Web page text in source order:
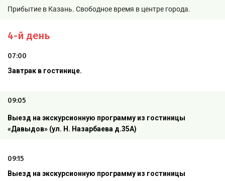
Прибытие в Казань. Свободное время в центре города.
4-й день
07:00
Завтрак в гостинице.
09:05
Выезд на экскурсионную программу из гостиницы
«Давыдов» (ул. Н. Назарбаева д.35А)
09:15
Выезд на экскурсионную программу из гостиницы